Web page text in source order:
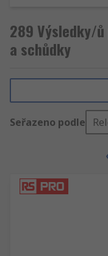
289 Výsledky/
a schůdky
Seřazeno podle